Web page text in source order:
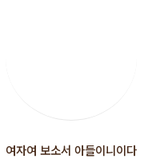
여자여 보소서 아들이니이다